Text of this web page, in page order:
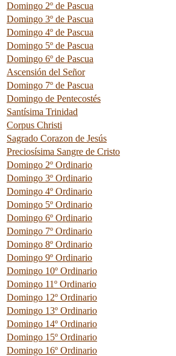
Domingo 2º de Pascua
Domingo 3º de Pascua
Domingo 4º de Pascua
Domingo 5º de Pascua
Domingo 6º de Pascua
Ascensión del Señor
Domingo 7º de Pascua
Domingo de Pentecostés
Santísima Trinidad
Corpus Christi
Sagrado Corazon de Jesús
Preciosísima Sangre de Cristo
Domingo 2º Ordinario
Domingo 3º Ordinario
Domingo 4º Ordinario
Domingo 5º Ordinario
Domingo 6º Ordinario
Domingo 7º Ordinario
Domingo 8º Ordinario
Domingo 9º Ordinario
Domingo 10º Ordinario
Domingo 11º Ordinario
Domingo 12º Ordinario
Domingo 13º Ordinario
Domingo 14º Ordinario
Domingo 15º Ordinario
Domingo 16º Ordinario